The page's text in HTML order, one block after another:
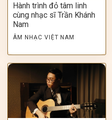
Hành trình đỏ tâm linh
cùng nhạc sĩ Trần Khánh
Nam
ÂM NHẠC VIỆT NAM